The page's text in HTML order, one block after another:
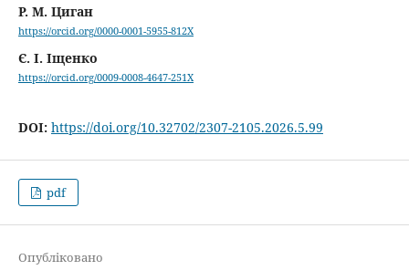
Р. М. Циган
https://orcid.org/0000-0001-5955-812X
Є. І. Іщенко
https://orcid.org/0009-0008-4647-251X
DOI: https://doi.org/10.32702/2307-2105.2026.5.99
pdf
Опубліковано